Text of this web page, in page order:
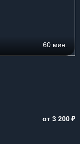
60 мин.
от 3 200₽